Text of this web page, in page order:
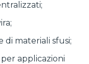
di materiali sfusi;
applicazioni